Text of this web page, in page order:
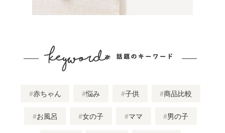
赤ちゃん 悩み 子供 商品比較
お風呂 女の子 ママ 男の子